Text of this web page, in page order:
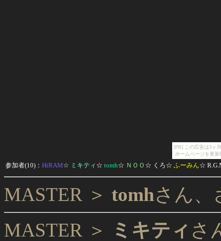
[PR] この広告は3ヶ
ホームページを更
参加者(10)： HiRAM☆ ミキティ ☆ tomh☆ ＮＯＯ ☆ くろ☆ ふーみん☆
MASTER ＞ tomhさん、
MASTER ＞
ミキティ さ